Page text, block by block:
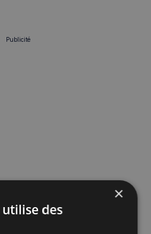
Publicité
×
utilise des